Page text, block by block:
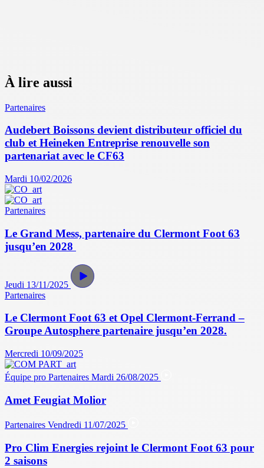
À lire aussi
Partenaires
Audebert Boissons devient distributeur officiel du
club et Heineken Entreprise renouvelle son
partenariat avec le CF63
Mardi 10/02/2026
Partenaires
Le Grand Mess, partenaire du Clermont Foot 63
jusqu’en 2028
Jeudi 13/11/2025
Partenaires
Le Clermont Foot 63 et Opel Clermont-Ferrand –
Groupe Autosphere partenaire jusqu’en 2028.
Mercredi 10/09/2025
Équipe pro Partenaires Mardi 26/08/2025
Amet Feugiat Molior
Partenaires Vendredi 11/07/2025
Pro Clim Energies rejoint le Clermont Foot 63 pour
2 saisons